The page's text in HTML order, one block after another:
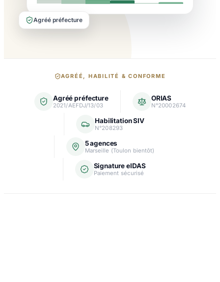
Agréé préfecture
AGRÉÉ, HABILITÉ & CONFORME
Agréé préfecture
2021/AEFDJ/13/03
ORIAS
N°20002674
Habilitation SIV
N°208293
5 agences
Marseille (Toulon bientôt)
Signature eIDAS
Paiement sécurisé